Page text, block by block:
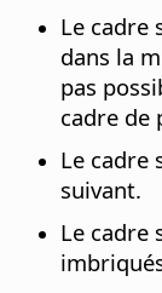
Le cadre
dans la
pas
cadre de
Le cadre
suivant.
Le cadre